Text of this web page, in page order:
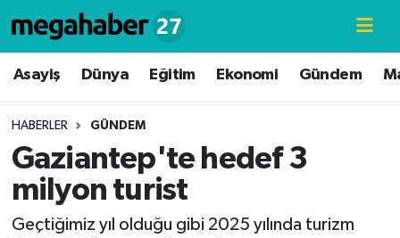
Asayiş Dünya Eğitim Ekonomi Gündem
HABERLER GÜNDEM
Gaziantep'te hedef 3
milyon turist
Geçtiğimiz yıl olduğu gibi 2025 yılında turizm
Hava Durumu
Süper Lig Puan Durumu ve Fikstür
Tüm Manşetler